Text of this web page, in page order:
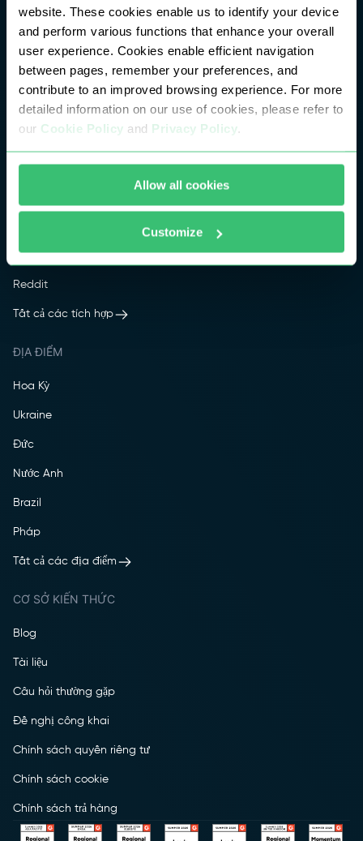
website. These cookies enable us to identify your device
and perform various functions that enhance your overall
user experience. Cookies enable efficient navigation
between pages, remember your preferences, and
contribute to an improved browsing experience. For more
detailed information on our use of cookies, please refer to
our Cookie Policy and Privacy Policy.
Allow all cookies
Customize
Proxy di động
Proxy IPv4
Proxy IPv6
TÍCH HỢP
Facebook
YouTube
Reddit
Tất cả các tích hợp
ĐỊA ĐIỂM
Hoa Kỳ
Ukraine
Đức
Nước Anh
Brazil
Pháp
Tất cả các địa điểm
CƠ SỞ KIẾN THỨC
Blog
Tài liệu
Câu hỏi thường gặp
Đề nghị công khai
Chính sách quyền riêng tư
Chính sách cookie
Chính sách trả hàng